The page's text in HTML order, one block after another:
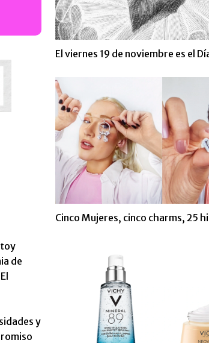
de
y
El viernes 19 de noviembre es el
Cinco Mujeres, cinco charms, 25